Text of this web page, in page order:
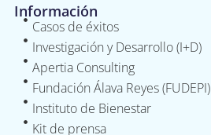
Información
Casos de éxitos
Investigación y Desarrollo (I+D)
Apertia Consulting
Fundación Álava Reyes (FUDEPI)
Instituto de Bienestar
Kit de prensa